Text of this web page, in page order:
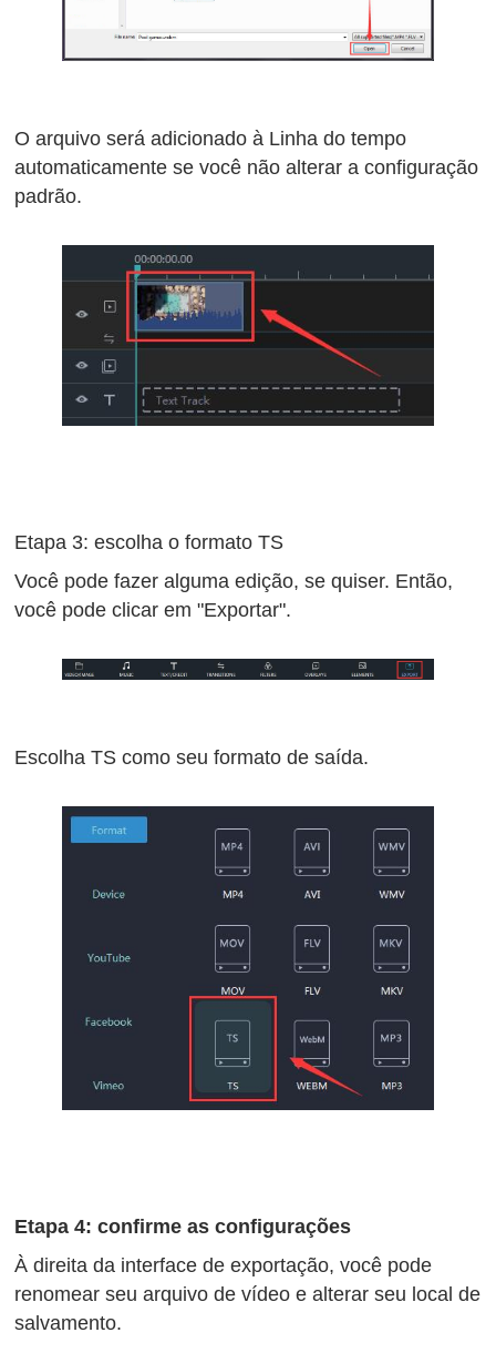
O arquivo será adicionado à Linha do tempo
automaticamente se você não alterar a configuração
padrão.
Etapa 3: escolha o formato TS
Você pode fazer alguma edição, se quiser. Então,
você pode clicar em "Exportar".
Escolha TS como seu formato de saída.
Etapa 4: confirme as configurações
À direita da interface de exportação, você pode
renomear seu arquivo de vídeo e alterar seu local de
salvamento.